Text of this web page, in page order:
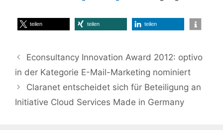
teilen teilen teilen
Econsultancy Innovation Award 2012: optivo
in der Kategorie E-Mail-Marketing nominiert
Claranet entscheidet sich für Beteiligung an
Initiative Cloud Services Made in Germany